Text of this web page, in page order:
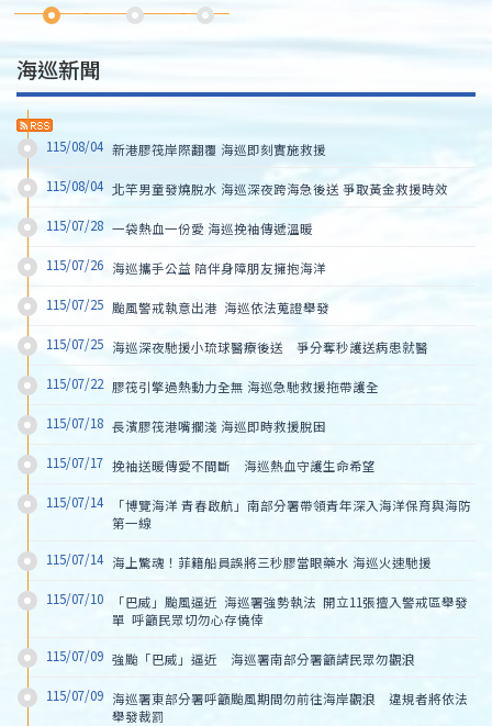
海巡新聞
115/08/04 新港膠筏岸際翻覆 海巡即刻實施救援
115/08/04 北竿男童發燒脫水 海巡深夜跨海急後送 爭取黃金救援時效
115/07/28 一袋熱血一份愛 海巡挽袖傳遞溫暖
115/07/26 海巡攜手公益 陪伴身障朋友擁抱海洋
115/07/25 颱風警戒執意出港  海巡依法蒐證舉發
115/07/25 海巡深夜馳援小琉球醫療後送　爭分奪秒護送病患就醫
115/07/22 膠筏引擎過熱動力全無 海巡急馳救援拖帶護全
115/07/18 長濱膠筏港嘴擱淺 海巡即時救援脫困
115/07/17 挽袖送暖傳愛不間斷　海巡熱血守護生命希望
115/07/14
「博覽海洋 青春啟航」南部分署帶領青年深入海洋保育與海防
第一線
115/07/14 海上驚魂！菲籍船員誤將三秒膠當眼藥水 海巡火速馳援
115/07/10
「巴威」颱風逼近  海巡署強勢執法  開立11張擅入警戒區舉發
單  呼籲民眾切勿心存僥倖
115/07/09 強颱「巴威」逼近　海巡署南部分署籲請民眾勿觀浪
115/07/09 海巡署東部分署呼籲颱風期間勿前往海岸觀浪　違規者將依法
舉發裁罰